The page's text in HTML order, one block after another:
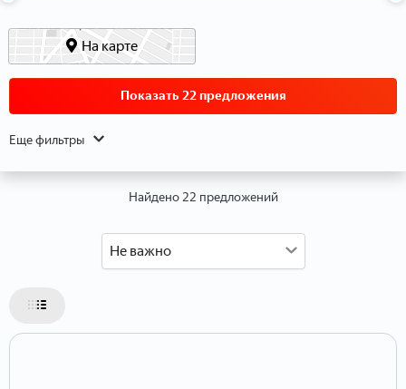
Данные об объекте
Тип недвижимости
На карте
Показать 22 предложения
Еще фильтры
Найдено 22 предложений
Не важно